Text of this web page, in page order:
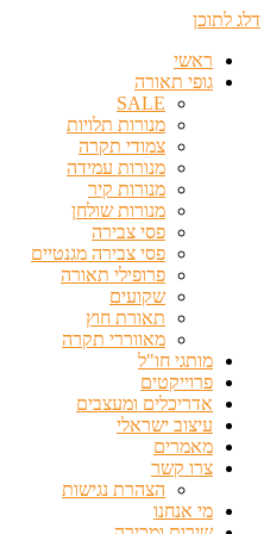
דלג לתוכן
ראשי
גופי תאורה
SALE
מנורות תלויות
צמודי תקרה
מנורות עמידה
מנורות קיר
מנורות שולחן
פסי צבירה
פסי צבירה מגנטיים
פרופילי תאורה
שקועים
תאורת חוץ
מאווררי תקרה
מותגי חו"ל
פרוייקטים
אדריכלים ומעצבים
עיצוב ישראלי
מאמרים
צרו קשר
הצהרת נגישות
מי אנחנו